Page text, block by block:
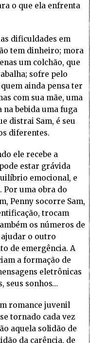
o que ela enfrenta
dificuldades em
tem dinheiro; mora
um colchão, que
sofre pelo
ainda pensa ter
com sua mãe, uma
bebida uma fuga
distrai Sam, é seu
diferentes.
ele recebe a
estar grávida
emocional, e
Por uma obra do
Penny socorre Sam,
trocam
os números de
ajudar o outro
de emergência. A
a formação de
eletrônicas
seus sonhos…
romance juvenil
tornado cada vez
aquela solidão de
da carência, de